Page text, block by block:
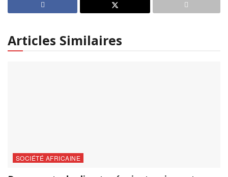
Articles Similaires
SOCIÉTÉ AFRICAINE